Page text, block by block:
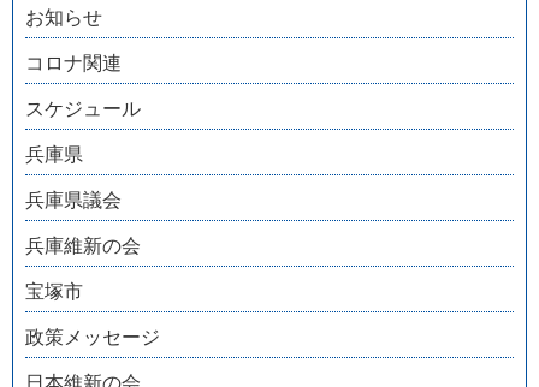
お知らせ
コロナ関連
スケジュール
兵庫県
兵庫県議会
兵庫維新の会
宝塚市
政策メッセージ